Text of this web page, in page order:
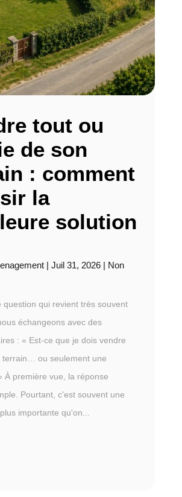
tout ou
de son
: comment
la
solution
| Juil 31, 2026| Non
question qui revient très souvent
échangeons avec des
: « Est-ce que je dois vendre
terrain… ou seulement une
À première vue, la réponse
Pourtant, c'est souvent une
importante qu'on...